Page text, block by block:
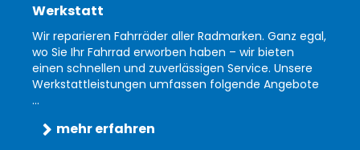
Werkstatt
Wir reparieren Fahrräder aller Radmarken. Ganz egal,
wo Sie Ihr Fahrrad erworben haben – wir bieten
einen schnellen und zuverlässigen Service. Unsere
Werkstattleistungen umfassen folgende Angebote
...
mehr erfahren